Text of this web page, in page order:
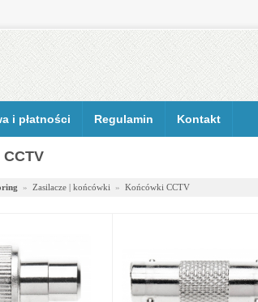
i płatności Regulamin Kontakt
» Zasilacze | końcówki » Końcówki CCTV